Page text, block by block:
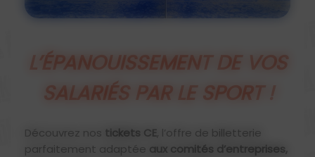
L’ÉPANOUISSEMENT DE VOS
SALARIÉS PAR LE SPORT !
Découvrez nos tickets CE, l’offre de billetterie
parfaitement adaptée aux comités d’entreprises,